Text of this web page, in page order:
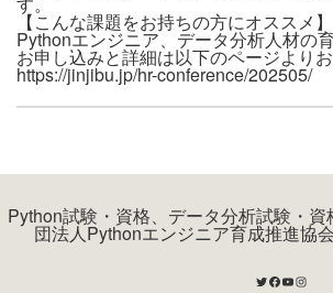
【こんな課題をお持ちの方にオススメ】
Pythonエンジニア、データ分析人材の
お申し込みと詳細は以下のページより
https://jinjibu.jp/hr-conference/202505/
Python試験・資格、データ分析試験・
団法人Pythonエンジニア育成推進協
Twitter
Facebook
YouTube